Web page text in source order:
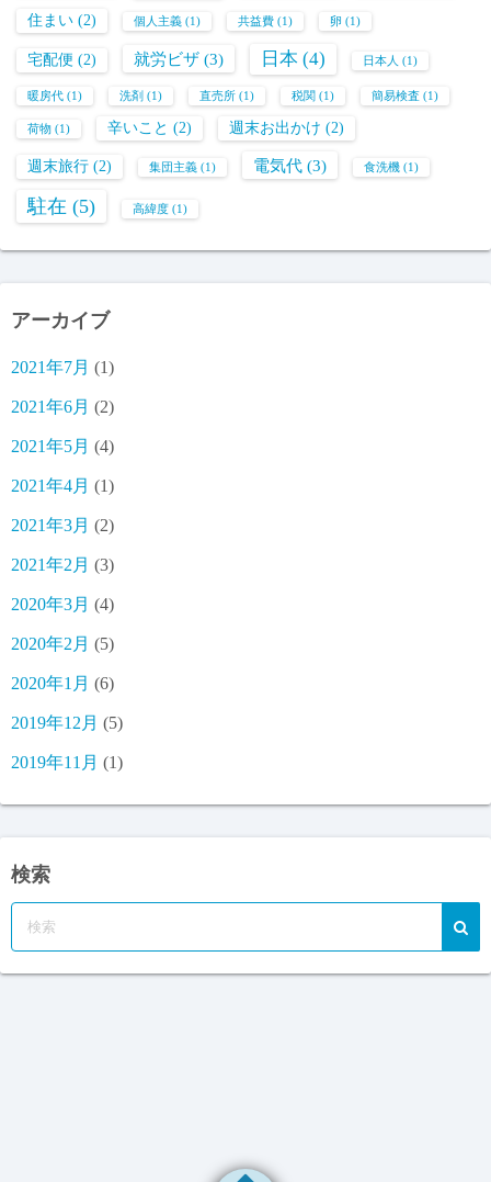
住まい (2) 個人主義 (1) 共益費 (1) 卵 (1)
宅配便 (2) 就労ビザ (3) 日本 (4) 日本人 (1)
暖房代 (1) 洗剤 (1) 直売所 (1) 税関 (1) 簡易検査 (1)
荷物 (1) 辛いこと (2) 週末お出かけ (2)
週末旅行 (2) 集団主義 (1) 電気代 (3) 食洗機 (1)
駐在 (5) 高緯度 (1)
アーカイブ
2021年7月 (1)
2021年6月 (2)
2021年5月 (4)
2021年4月 (1)
2021年3月 (2)
2021年2月 (3)
2020年3月 (4)
2020年2月 (5)
2020年1月 (6)
2019年12月 (5)
2019年11月 (1)
検索